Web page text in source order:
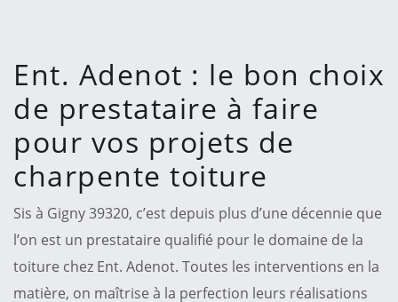
Ent. Adenot : le bon choix
de prestataire à faire
pour vos projets de
charpente toiture
Sis à Gigny 39320, c’est depuis plus d’une décennie que
l’on est un prestataire qualifié pour le domaine de la
toiture chez Ent. Adenot. Toutes les interventions en la
matière, on maîtrise à la perfection leurs réalisations